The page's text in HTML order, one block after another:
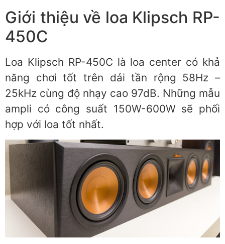
Giới thiệu về loa Klipsch RP-
450C
Loa Klipsch RP-450C là loa center có khả
năng chơi tốt trên dải tần rộng 58Hz –
25kHz cùng độ nhạy cao 97dB. Những mẫu
ampli có công suất 150W-600W sẽ phối
hợp với loa tốt nhất.